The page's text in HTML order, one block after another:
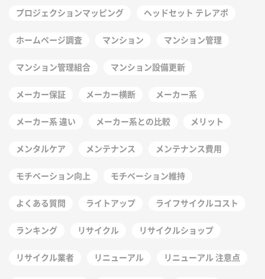
プロジェクションマッピング ヘッドセット テレアポ
ホームページ調査 マンション マンション管理
マンション管理組合 マンション設備更新
メーカー保証 メーカー横断 メーカー系
メーカー系 違い メーカー系との比較 メリット
メンタルケア メンテナンス メンテナンス費用
モチベーション向上 モチベーション維持
よくある質問 ライトアップ ライフサイクルコスト
ランキング リサイクル リサイクルショップ
リサイクル業者 リニューアル リニューアル 注意点